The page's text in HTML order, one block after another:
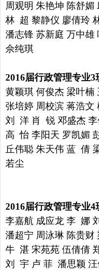
周观明 朱艳坤 陈舒媚
林 超 黎静仪 廖倩玲
潘志锋 苏新庭 万中雄
佘纯琪
2016届行政管理专业3
黄颖琪 何俊杰 梁叶
张培婷 周校滨 蒋浩文
刘 洋 肖 锐 邓盛杰
高 怡 李阳天 罗凯媚
丘伟聪 朱天伟 蓝 倩
若尘
2016届行政管理专业4
李嘉航 成应龙 李 娜
潘超宁 周泳琳 陈贵财
牛 湛 宋苑苑 伍倩倩
刘 宇 卢 菲 潘思颖 汪